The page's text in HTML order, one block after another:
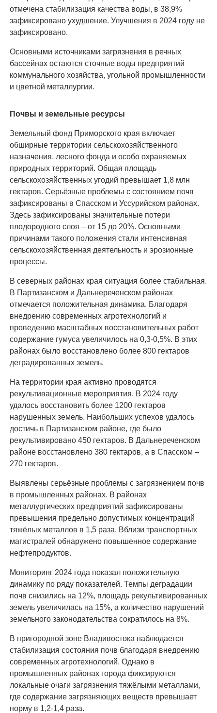
отмечена стабилизация качества воды, в 38,9%
зафиксировано ухудшение. Улучшения в 2024 году не
зафиксировано.
Основными источниками загрязнения в речных
бассейнах остаются сточные воды предприятий
коммунального хозяйства, угольной промышленности
и цветной металлургии.
Почвы и земельные ресурсы
Земельный фонд Приморского края включает
обширные территории сельскохозяйственного
назначения, лесного фонда и особо охраняемых
природных территорий. Общая площадь
сельскохозяйственных угодий превышает 1,8 млн
гектаров. Серьёзные проблемы с состоянием почв
зафиксированы в Спасском и Уссурийском районах.
Здесь зафиксированы значительные потери
плодородного слоя – от 15 до 20%. Основными
причинами такого положения стали интенсивная
сельскохозяйственная деятельность и эрозионные
процессы.
В северных районах края ситуация более стабильная.
В Партизанском и Дальнереченском районах
отмечается положительная динамика. Благодаря
внедрению современных агротехнологий и
проведению масштабных восстановительных работ
содержание гумуса увеличилось на 0,3-0,5%. В этих
районах было восстановлено более 800 гектаров
деградированных земель.
На территории края активно проводятся
рекультивационные мероприятия. В 2024 году
удалось восстановить более 1200 гектаров
нарушенных земель. Наибольших успехов удалось
достичь в Партизанском районе, где было
рекультивировано 450 гектаров. В Дальнереченском
районе восстановлено 380 гектаров, а в Спасском –
270 гектаров.
Выявлены серьёзные проблемы с загрязнением почв
в промышленных районах. В районах
металлургических предприятий зафиксированы
превышения предельно допустимых концентраций
тяжёлых металлов в 1,5 раза. Вблизи транспортных
магистралей обнаружено повышенное содержание
нефтепродуктов.
Мониторинг 2024 года показал положительную
динамику по ряду показателей. Темпы деградации
почв снизились на 12%, площадь рекультивированных
земель увеличилась на 15%, а количество нарушений
земельного законодательства сократилось на 8%.
В пригородной зоне Владивостока наблюдается
стабилизация состояния почв благодаря внедрению
современных агротехнологий. Однако в
промышленных районах города фиксируются
локальные очаги загрязнения тяжёлыми металлами,
где содержание загрязняющих веществ превышает
норму в 1,2-1,4 раза.